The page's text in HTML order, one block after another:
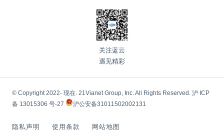
关注蓝云
遇见精彩
© Copyright 2022- 现在. 21Vianet Group, Inc. All Rights Reserved. 沪 ICP
备 13015306 号-27
沪公安备31011502002131
隐私声明 使用条款 网站地图